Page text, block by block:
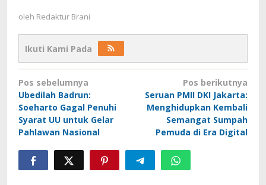
oleh Redaktur Brani
Ikuti Kami Pada
Navigasi
pos
Pos sebelumnya
Ubedilah Badrun:
Soeharto Gagal Penuhi
Syarat UU untuk Gelar
Pahlawan Nasional
Pos berikutnya
Seruan PMII DKI Jakarta:
Menghidupkan Kembali
Semangat Sumpah
Pemuda di Era Digital